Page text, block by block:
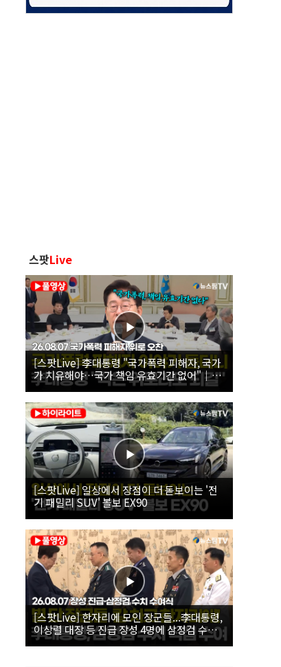
스팟Live
[스팟Live] 李대통령 "국가폭력 피해자, 국가
가 치유해야…국가 책임 유효기간 없어"｜
26.08.07 국가폭력 피해자 위로 오찬
[스팟Live] 일상에서 장점이 더 돋보이는 '전
기 패밀리 SUV' 볼보 EX90
[스팟Live] 한자리에 모인 장군들...李대통령,
이상렬 대장 등 진급 장성 4명에 삼정검 수치
직접 수여｜26.08.07 장성 진급·삼정검 수치